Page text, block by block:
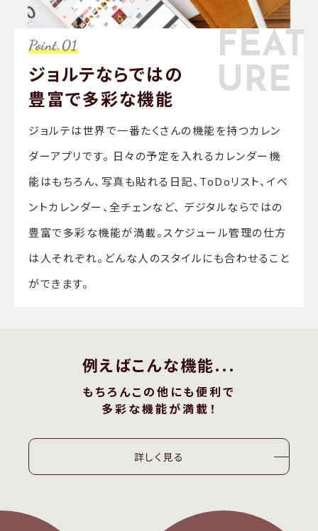
ジョルテならではの
豊富で多彩な機能
ジョルテは世界で一番たくさんの機能を持つカレン
ダーアプリです。 日々の予定を入れるカレンダー機
能はもちろん、写真も貼れる日記、ToDoリスト、イベ
ントカレンダー、全チェンなど、 デジタルならではの
豊富で多彩な機能が満載。スケジュール管理の仕方
は人それぞれ。どんな人のスタイルにも合わせること
ができます。
FEAT
URE
例えばこんな機能...
もちろんこの他にも便利で
多彩な機能が満載！
詳しく見る